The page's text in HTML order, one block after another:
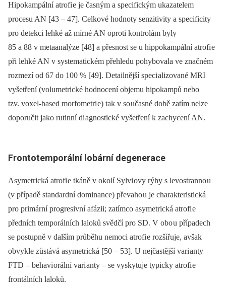
Hipokampální atrofi e je časným a specifickým ukazatelem
procesu AN [43 –⁠ 47]. Celkové hodnoty senzitivity a specificity
pro detekci lehké až mírné AN oproti kontrolám byly
85 a 88 v metaanalýze [48] a přesnost se u hippokampální atrofi e
při lehké AN v systematickém přehledu pohybovala ve značném
rozmezí od 67 do 100 % [49]. Detailnější speci alizované MRI
vyšetření (volumetrické hodnocení objemu hipokampů nebo
tzv. voxel‑based morfometri e) tak v so učasné době zatím nelze
doporučit jako rutinní di agnostické vyšetření k zachycení AN.
Frontotemporální lobární degenerace
Asymetrická atrofi e tkáně v okolí Sylvi ovy rýhy s levostranno u
(v případě stan­dardní dominance) převaho u je charakteristická
pro primární progresivní afázii; zatímco asymetrická atrofi e
předních temporálních laloků svědčí pro SD. V obo u případech
se postupně v dalším průběhu nemoci atrofi e rozšiřuje, avšak
obvykle zůstává asymetrická [50 –⁠ 53]. U nejčastější vari anty
FTD –⁠ behavi orální vari anty –⁠ se vyskytuje typicky atrofi e
frontálních laloků.